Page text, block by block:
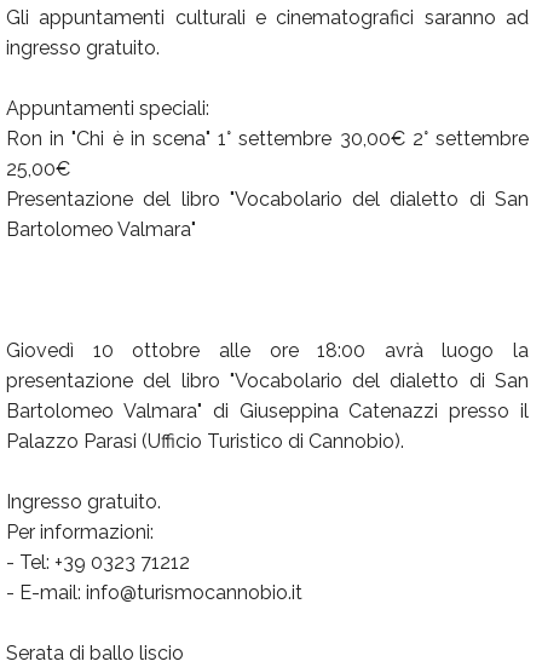
Gli appuntamenti culturali e cinematografici saranno ad
ingresso gratuito.
Appuntamenti speciali:
Ron in "Chi è in scena" 1° settembre 30,00€ 2° settembre
25,00€
Presentazione del libro "Vocabolario del dialetto di San
Bartolomeo Valmara"
Giovedì 10 ottobre alle ore 18:00 avrà luogo la
presentazione del libro "Vocabolario del dialetto di San
Bartolomeo Valmara" di Giuseppina Catenazzi presso il
Palazzo Parasi (Ufficio Turistico di Cannobio).
Ingresso gratuito.
Per informazioni:
- Tel: +39 0323 71212
- E-mail: info@turismocannobio.it
Serata di ballo liscio